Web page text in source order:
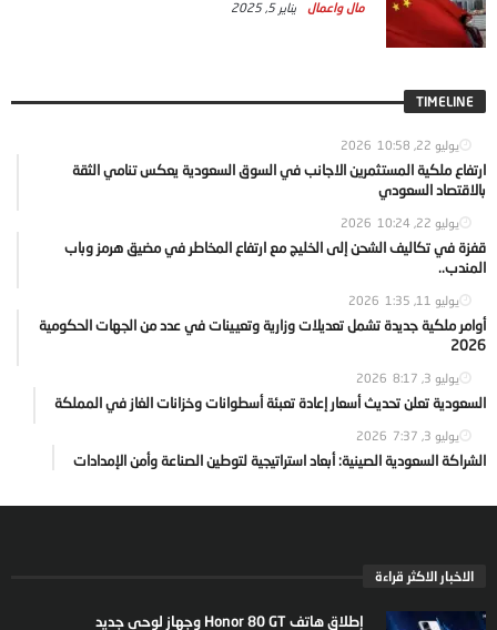
مال واعمال يناير 5, 2025
TIMELINE
يوليو 22, 2026 10:58
ارتفاع ملكية المستثمرين الاجانب في السوق السعودية يعكس تنامي الثقة
بالاقتصاد السعودي
يوليو 22, 2026 10:24
قفزة في تكاليف الشحن إلى الخليج مع ارتفاع المخاطر في مضيق هرمز وباب
المندب..
يوليو 11, 2026 1:35
أوامر ملكية جديدة تشمل تعديلات وزارية وتعيينات في عدد من الجهات الحكومية
2026
يوليو 3, 2026 8:17
السعودية تعلن تحديث أسعار إعادة تعبئة أسطوانات وخزانات الغاز في المملكة
يوليو 3, 2026 7:37
الشراكة السعودية الصينية: أبعاد استراتيجية لتوطين الصناعة وأمن الإمدادات
الاخبار الاكثر قراءة
إطلاق هاتف Honor 80 GT وجهاز لوحي جديد